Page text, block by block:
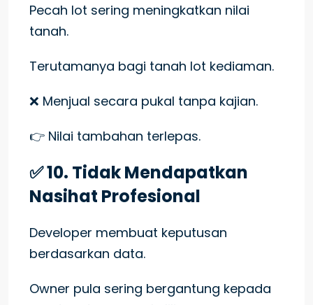
Pecah lot sering meningkatkan nilai
tanah.
Terutamanya bagi tanah lot kediaman.
❌ Menjual secara pukal tanpa kajian.
👉 Nilai tambahan terlepas.
✅ 10. Tidak Mendapatkan
Nasihat Profesional
Developer membuat keputusan
berdasarkan data.
Owner pula sering bergantung kepada